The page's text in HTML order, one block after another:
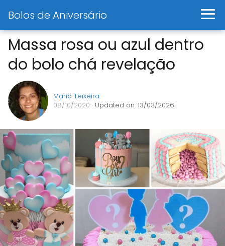
Bolos de Aniversário
Massa rosa ou azul dentro
do bolo chá revelação
Maria Teixeira
08/10/2020 · Updated on: 13/03/2026